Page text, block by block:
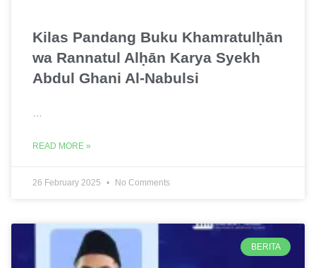
Kilas Pandang Buku Khamratulḥān
wa Rannatul Alḥān Karya Syekh
Abdul Ghani Al-Nabulsi
READ MORE »
26 February 2025 No Comments
BERITA